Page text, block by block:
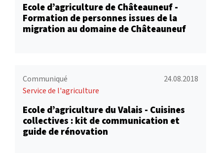
Ecole d’agriculture de Châteauneuf -
Formation de personnes issues de la
migration au domaine de Châteauneuf
Communiqué
24.08.2018
Service de l'agriculture
Ecole d’agriculture du Valais - Cuisines
collectives : kit de communication et
guide de rénovation